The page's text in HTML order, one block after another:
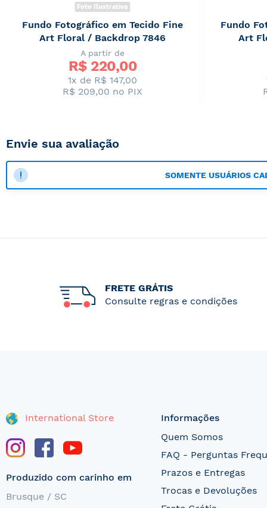
Foto Ilustrativa
Fundo Fotográfico em Tecido Fine
Art Floral / Backdrop 7846
A partir de
R$ 220,00
1x de R$ 147,00
R$ 209,00 no PIX
Fundo
Art
Envie sua avaliação
SOMENTE USUÁRIOS
FRETE GRÁTIS
Consulte regras e condições
International Store
Produzido com carinho em
Brusque / SC
Informações
Quem Somos
FAQ - Perguntas
Prazos e Entregas
Trocas e Devoluções